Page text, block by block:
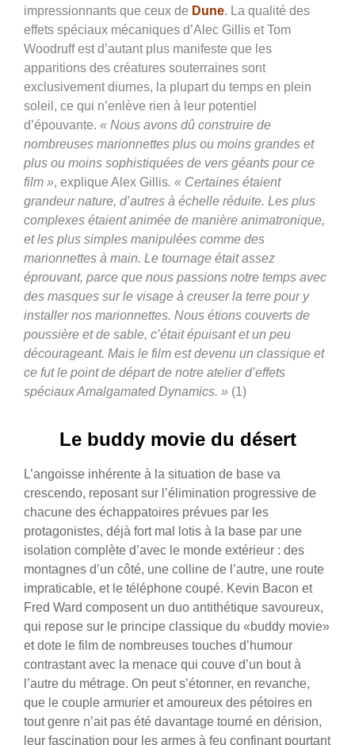
impressionnants que ceux de Dune. La qualité des
effets spéciaux mécaniques d’Alec Gillis et Tom
Woodruff est d’autant plus manifeste que les
apparitions des créatures souterraines sont
exclusivement diurnes, la plupart du temps en plein
soleil, ce qui n’enlève rien à leur potentiel
d’épouvante. « Nous avons dû construire de
nombreuses marionnettes plus ou moins grandes et
plus ou moins sophistiquées de vers géants pour ce
film », explique Alex Gillis. « Certaines étaient
grandeur nature, d’autres à échelle réduite. Les plus
complexes étaient animée de manière animatronique,
et les plus simples manipulées comme des
marionnettes à main. Le tournage était assez
éprouvant, parce que nous passions notre temps avec
des masques sur le visage à creuser la terre pour y
installer nos marionnettes. Nous étions couverts de
poussière et de sable, c’était épuisant et un peu
décourageant. Mais le film est devenu un classique et
ce fut le point de départ de notre atelier d’effets
spéciaux Amalgamated Dynamics. » (1)
Le buddy movie du désert
L’angoisse inhérente à la situation de base va
crescendo, reposant sur l’élimination progressive de
chacune des échappatoires prévues par les
protagonistes, déjà fort mal lotis à la base par une
isolation complète d’avec le monde extérieur : des
montagnes d’un côté, une colline de l’autre, une route
impraticable, et le téléphone coupé. Kevin Bacon et
Fred Ward composent un duo antithétique savoureux,
qui repose sur le principe classique du «buddy movie»
et dote le film de nombreuses touches d’humour
contrastant avec la menace qui couve d’un bout à
l’autre du métrage. On peut s’étonner, en revanche,
que le couple armurier et amoureux des pétoires en
tout genre n’ait pas été davantage tourné en dérision,
leur fascination pour les armes à feu confinant pourtant